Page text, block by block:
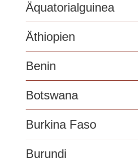
Äquatorialguinea
Äthiopien
Benin
Botswana
Burkina Faso
Burundi